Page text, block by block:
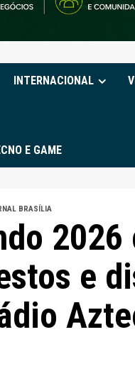
INTERNACIONAL
E GAME
BRASÍLIA
e